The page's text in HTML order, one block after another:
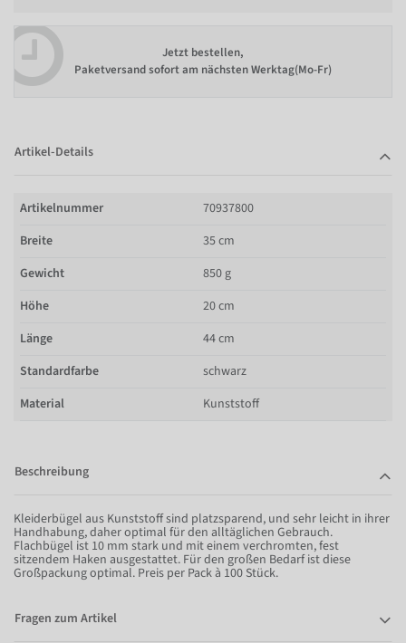
Jetzt bestellen,
Paketversand sofort am nächsten Werktag(Mo-Fr)
Artikel-Details
Artikelnummer
70937800
Breite
35 cm
Gewicht
850 g
Höhe
20 cm
Länge
44 cm
Standardfarbe
schwarz
Material
Kunststoff
Beschreibung
Kleiderbügel aus Kunststoff sind platzsparend, und sehr leicht in ihrer
Handhabung, daher optimal für den alltäglichen Gebrauch.
Flachbügel ist 10 mm stark und mit einem verchromten, fest
sitzendem Haken ausgestattet. Für den großen Bedarf ist diese
Großpackung optimal. Preis per Pack à 100 Stück.
Fragen zum Artikel